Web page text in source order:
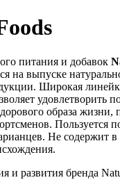
питания и добавок
на выпуске
Широкая
удовлетворить
образа жизни,
Пользуется
Не содержит в
и развития бренда